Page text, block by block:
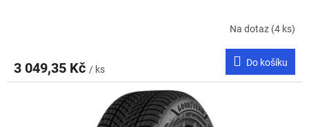
Na dotaz (4 ks)
3 049,35 Kč / ks
Do košíku